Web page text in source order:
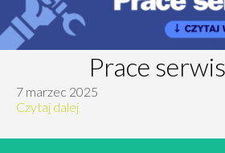
Prace
7 marzec 2025
Czytaj dalej